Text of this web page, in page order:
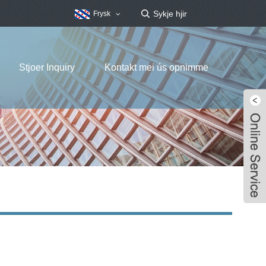
Frysk
Stjoer Inquiry Kontakt mei ús opnimme